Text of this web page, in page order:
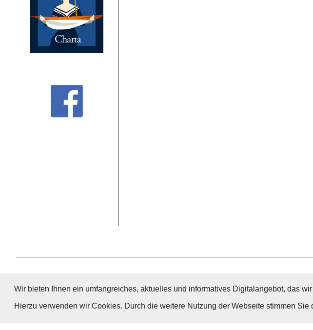
Wir bieten Ihnen ein umfangreiches, aktuelles und informatives Digitalangebot, das
Hierzu verwenden wir Cookies. Durch die weitere Nutzung der Webseite stimmen Sie